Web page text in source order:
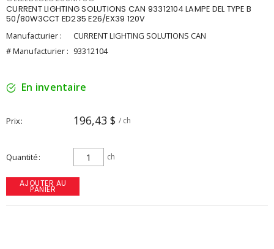
CURRENT LIGHTING SOLUTIONS CAN 93312104 LAMPE DEL TYPE B
50/80W3CCT ED235 E26/EX39 120V
Manufacturier :
CURRENT LIGHTING SOLUTIONS CAN
# Manufacturier : 93312104
En inventaire
Prix 196,43 $ / ch
Quantité ch
AJOUTER AU
PANIER